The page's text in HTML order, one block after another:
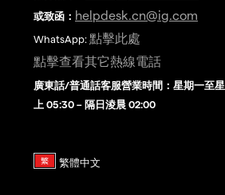
或致函： helpdesk.cn@ig.com
WhatsApp: 點擊此處
點擊查看其它熱線電話
廣東話/普通話客服營業時間：星期一至
上 05:30 – 隔日淩晨 02:00